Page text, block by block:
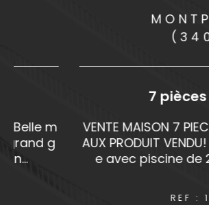
MONTPELLIER
(34000)
7 pièces - 230
VENTE MAISON 7 PIECES
AUX PRODUIT VENDU! Jolie
e avec piscine de 230m²
REF : 1127VM